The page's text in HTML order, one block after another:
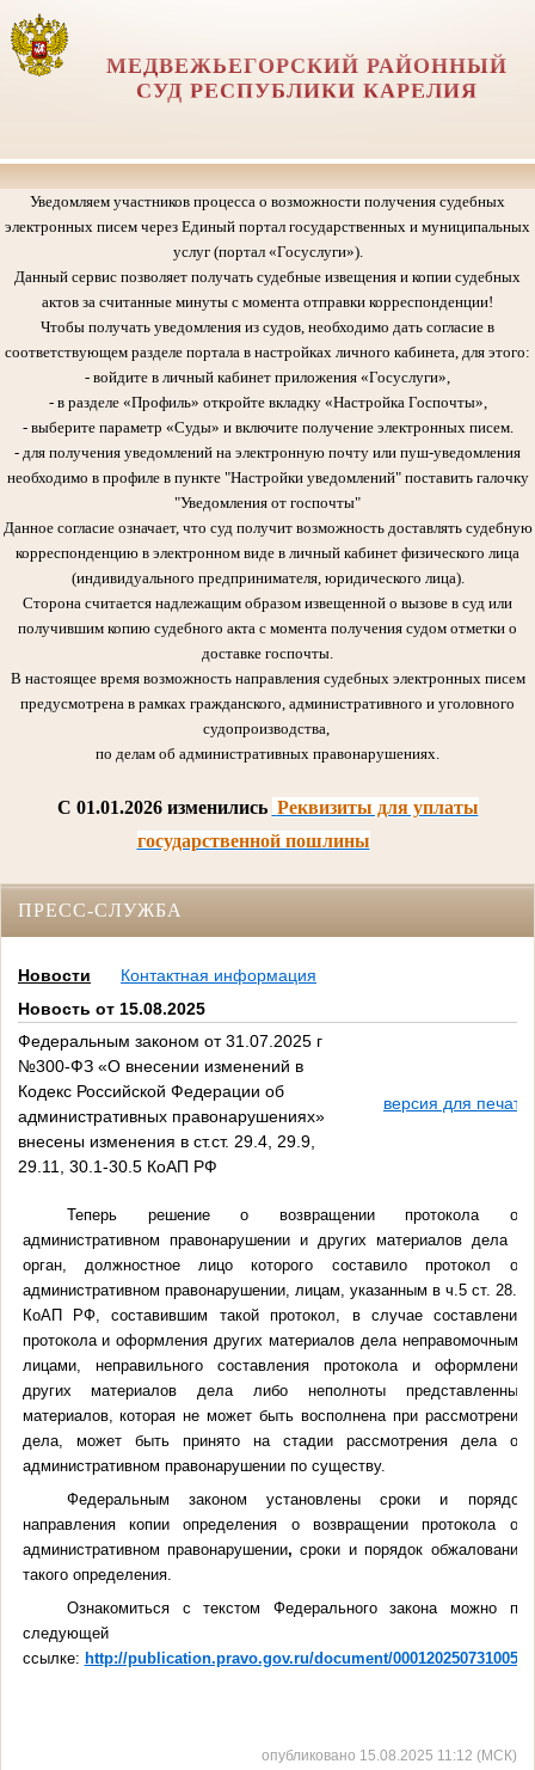
МЕДВЕЖЬЕГОРСКИЙ РАЙОННЫЙ
СУД РЕСПУБЛИКИ КАРЕЛИЯ
Уведомляем участников процесса о возможности получения судебных
электронных писем через Единый портал государственных и муниципальных
услуг (портал «Госуслуги»).
Данный сервис позволяет получать судебные извещения и копии судебных
актов за считанные минуты с момента отправки корреспонденции!
Чтобы получать уведомления из судов, необходимо дать согласие в
соответствующем разделе портала в настройках личного кабинета, для этого:
- войдите в личный кабинет приложения «Госуслуги»,
- в разделе «Профиль» откройте вкладку «Настройка Госпочты»,
- выберите параметр «Суды» и включите получение электронных писем.
- для получения уведомлений на электронную почту или пуш-уведомления
необходимо в профиле в пункте "Настройки уведомлений" поставить галочку
"Уведомления от госпочты"
Данное согласие означает, что суд получит возможность доставлять судебную
корреспонденцию в электронном виде в личный кабинет физического лица
(индивидуального предпринимателя, юридического лица).
Сторона считается надлежащим образом извещенной о вызове в суд или
получившим копию судебного акта с момента получения судом отметки о
доставке госпочты.
В настоящее время возможность направления судебных электронных писем
предусмотрена в рамках гражданского, административного и уголовного
судопроизводства,
по делам об административных правонарушениях.
C 01.01.2026 изменились Реквизиты для уплаты
государственной пошлины
ПРЕСС-СЛУЖБА
Новости
Контактная информация
Новость от 15.08.2025
Федеральным законом от 31.07.2025 г
№300-ФЗ «О внесении изменений в
Кодекс Российской Федерации об
административных правонарушениях»
внесены изменения в ст.ст. 29.4, 29.9,
29.11, 30.1-30.5 КоАП РФ
версия для печати
Теперь решение о возвращении протокола об
административном правонарушении и других материалов дела в
орган, должностное лицо которого составило протокол об
административном правонарушении, лицам, указанным в ч.5 ст. 28.3
КоАП РФ, составившим такой протокол, в случае составления
протокола и оформления других материалов дела неправомочными
лицами, неправильного составления протокола и оформления
других материалов дела либо неполноты представленных
материалов, которая не может быть восполнена при рассмотрении
дела, может быть принято на стадии рассмотрения дела об
административном правонарушении по существу.
Федеральным законом установлены сроки и порядок
направления копии определения о возвращении протокола об
административном правонарушении,сроки и порядок обжалования
такого определения.
Ознакомиться с текстом Федерального закона можно по
следующей
ссылке: http://publication.pravo.gov.ru/document/0001202507310050
опубликовано 15.08.2025 11:12 (МСК)